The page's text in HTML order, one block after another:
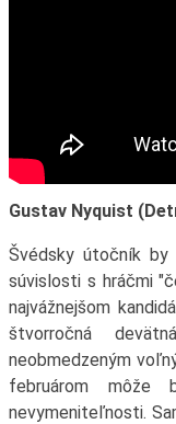
Gustav Nyquist
Švédsky útočník
súvislosti s hráčmi
najvážnejšom
štvorročná
neobmedzeným
februárom môže
nevymeniteľnosti.